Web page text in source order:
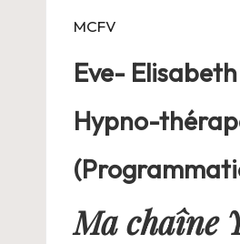
MCFV
Eve-
Hypno-
Ma chaîne